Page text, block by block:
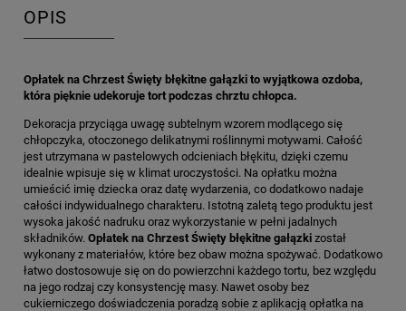
OPIS
Opłatek na Chrzest Święty błękitne gałązki to wyjątkowa ozdoba,
która pięknie udekoruje tort podczas chrztu chłopca.
Dekoracja przyciąga uwagę subtelnym wzorem modlącego się
chłopczyka, otoczonego delikatnymi roślinnymi motywami. Całość
jest utrzymana w pastelowych odcieniach błękitu, dzięki czemu
idealnie wpisuje się w klimat uroczystości. Na opłatku można
umieścić imię dziecka oraz datę wydarzenia, co dodatkowo nadaje
całości indywidualnego charakteru. Istotną zaletą tego produktu jest
wysoka jakość nadruku oraz wykorzystanie w pełni jadalnych
składników. Opłatek na Chrzest Święty błękitne gałązki został
wykonany z materiałów, które bez obaw można spożywać. Dodatkowo
łatwo dostosowuje się on do powierzchni każdego tortu, bez względu
na jego rodzaj czy konsystencję masy. Nawet osoby bez
cukierniczego doświadczenia poradzą sobie z aplikacją opłatka na